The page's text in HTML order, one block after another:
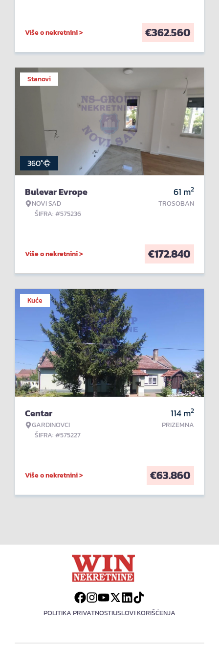
Više o nekretnini > €362.560
Stanovi
360°
Bulevar Evrope
NOVI SAD
ŠIFRA: #575236
61 m2
TROSOBAN
Više o nekretnini > €172.840
Kuće
Centar
GARDINOVCI
ŠIFRA: #575227
114m2
PRIZEMNA
Više o nekretnini > €63.860
POLITIKA PRIVATNOSTIUSLOVI KORIŠĆENJA